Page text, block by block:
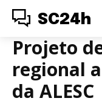
SC24h
Projeto
regional
da ALESC